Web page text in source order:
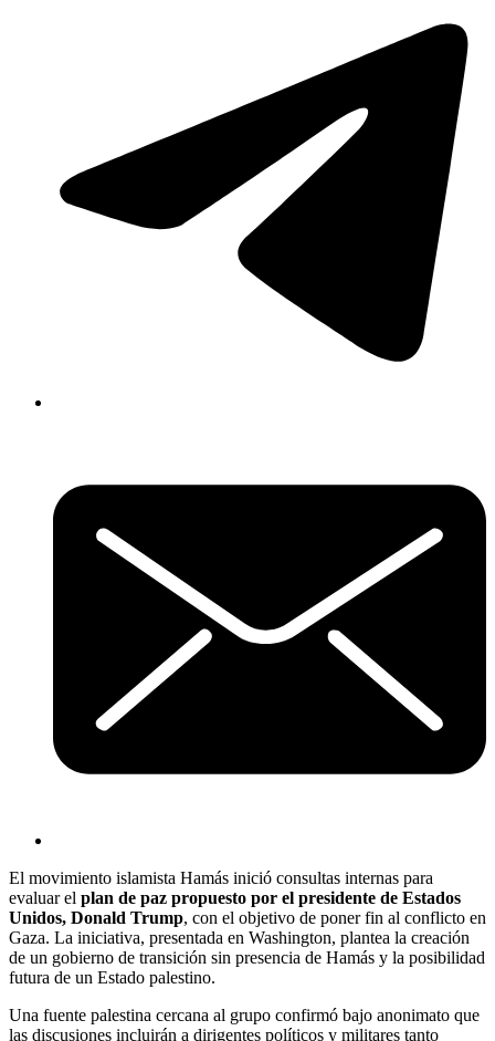
El movimiento islamista Hamás inició consultas internas para
evaluar el plan de paz propuesto por el presidente de Estados
Unidos, Donald Trump, con el objetivo de poner fin al conflicto en
Gaza. La iniciativa, presentada en Washington, plantea la creación
de un gobierno de transición sin presencia de Hamás y la posibilidad
futura de un Estado palestino.
Una fuente palestina cercana al grupo confirmó bajo anonimato que
las discusiones incluirán a dirigentes políticos y militares tanto